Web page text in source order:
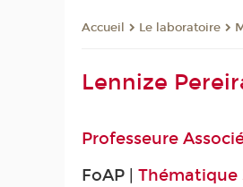
Accueil Le laboratoire
Lennize
Professeure
FoAP |Thématique